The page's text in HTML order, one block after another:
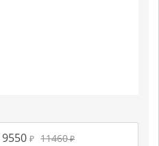
9550 ₽ 11460₽